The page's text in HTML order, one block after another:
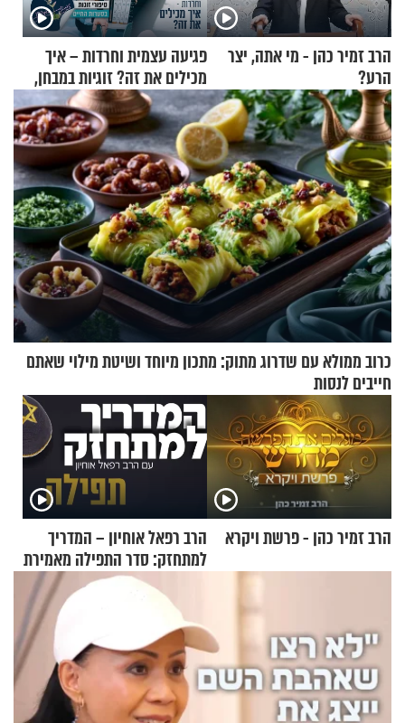
הרב זמיר כהן - מי אתה, יצר
הרע?
פגיעה עצמית וחרדות – איך
מכילים את זה? זוגיות במבחן,
הפעם עם יהודית ואלתר כהן
כרוב ממולא עם שדרוג מתוק: מתכון מיוחד ושיטת מילוי שאתם
חייבים לנסות
הרב זמיר כהן - פרשת ויקרא
הרב רפאל אוחיון – המדריך
למתחזק: סדר התפילה מאמירת
הקורבנות ועד קריאת שמע